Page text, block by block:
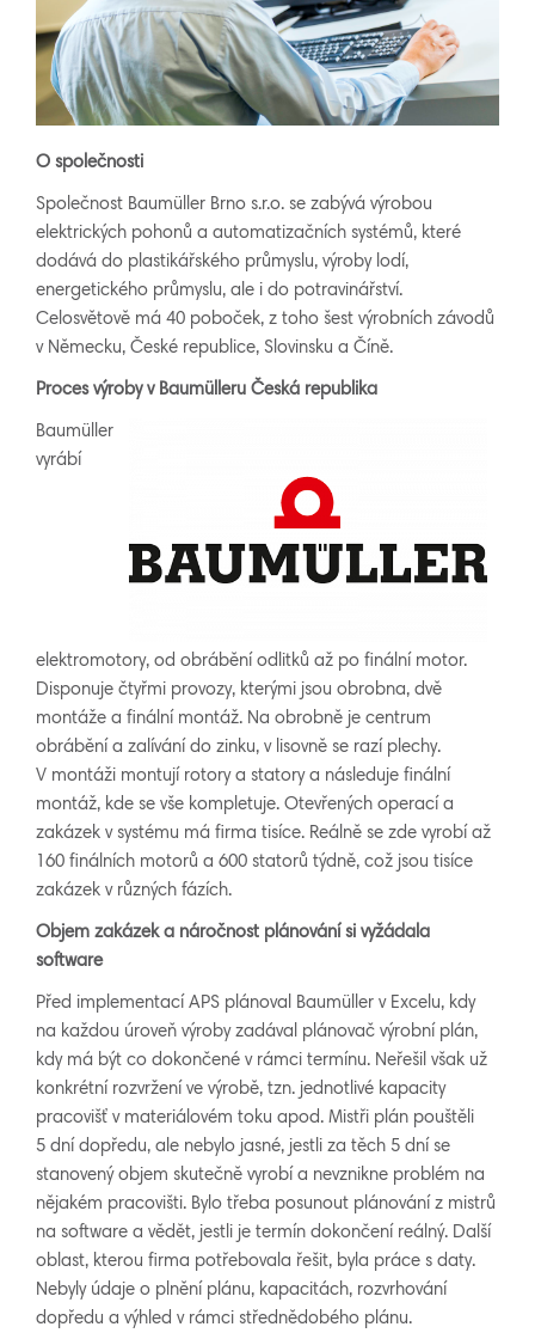
O společnosti
Společnost Baumüller Brno s.r.o. se zabývá výrobou
elektrických pohonů a automatizačních systémů, které
dodává do plastikářského průmyslu, výroby lodí,
energetického průmyslu, ale i do potravinářství.
Celosvětově má 40 poboček, z toho šest výrobních závodů
v Německu, České republice, Slovinsku a Číně.
Proces výroby v Baumülleru Česká republika
Baumüller
vyrábí
elektromotory, od obrábění odlitků až po finální motor.
Disponuje čtyřmi provozy, kterými jsou obrobna, dvě
montáže a finální montáž. Na obrobně je centrum
obrábění a zalívání do zinku, v lisovně se razí plechy.
V montáži montují rotory a statory a následuje finální
montáž, kde se vše kompletuje. Otevřených operací a
zakázek v systému má firma tisíce. Reálně se zde vyrobí až
160 finálních motorů a 600 statorů týdně, což jsou tisíce
zakázek v různých fázích.
Objem zakázek a náročnost plánování si vyžádala
software
Před implementací APS plánoval Baumüller v Excelu, kdy
na každou úroveň výroby zadával plánovač výrobní plán,
kdy má být co dokončené v rámci termínu. Neřešil však už
konkrétní rozvržení ve výrobě, tzn. jednotlivé kapacity
pracovišť v materiálovém toku apod. Mistři plán pouštěli
5 dní dopředu, ale nebylo jasné, jestli za těch 5 dní se
stanovený objem skutečně vyrobí a nevznikne problém na
nějakém pracovišti. Bylo třeba posunout plánování z mistrů
na software a vědět, jestli je termín dokončení reálný. Další
oblast, kterou firma potřebovala řešit, byla práce s daty.
Nebyly údaje o plnění plánu, kapacitách, rozvrhování
dopředu a výhled v rámci střednědobého plánu.